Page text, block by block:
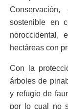
sostenible en
hectáreas con
Con la
árboles de
y refugio de
por lo cual no